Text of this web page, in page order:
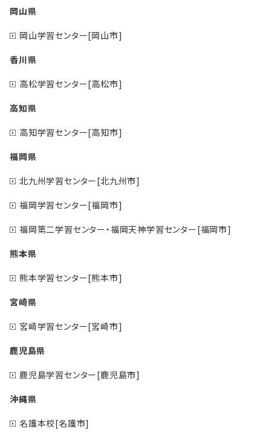
岡山県
岡山学習センター[岡山市]
香川県
高松学習センター[高松市]
高知県
高知学習センター[高知市]
福岡県
北九州学習センター[北九州市]
福岡学習センター[福岡市]
福岡第二学習センター・福岡天神学習センター[福岡市]
熊本県
熊本学習センター[熊本市]
宮崎県
宮崎学習センター[宮崎市]
鹿児島県
鹿児島学習センター[鹿児島市]
沖縄県
名護本校[名護市]